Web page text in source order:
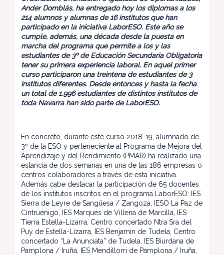
Ander Domblás, ha entregado hoy los diplomas a los
214 alumnos y alumnas de 16 institutos que han
participado en la iniciativa LaborESO. Este año se
cumple, además, una década desde la puesta en
marcha del programa que permite a los y las
estudiantes de 3º de Educación Secundaria Obligatoria
tener su primera experiencia laboral. En aquel primer
curso participaron una treintena de estudiantes de 3
institutos diferentes. Desde entonces y hasta la fecha
un total de 1.996 estudiantes de distintos institutos de
toda Navarra han sido parte de LaborESO.
En concreto, durante este curso 2018-19, alumnado de
3º de la ESO y perteneciente al Programa de Mejora del
Aprendizaje y del Rendimiento (PMAR) ha realizado una
estancia de dos semanas en una de las 186 empresas o
centros colaboradores a través de esta iniciativa.
Además cabe destacar la participación de 65 docentes
de los institutos inscritos en el programa LaborESO: IES
Sierra de Leyre de Sangüesa / Zangoza, IESO La Paz de
Cintruénigo, IES Marqués de Villena de Marcilla, IES
Tierra Estella-Lizarra, Centro concertado Ntra Sra del
Puy de Estella-Lizarra, IES Benjamin de Tudela, Centro
concertado “La Anunciata” de Tudela, IES Biurdana de
Pamplona / Iruña, IES Mendillorri de Pamplona / Iruña,